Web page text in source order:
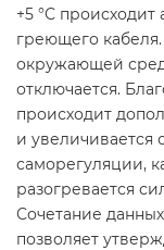
+5 °С
греющего
окружающей
отключается.
происходит
и увеличивается
саморегуляции,
разогревается
Сочетание
позволяет